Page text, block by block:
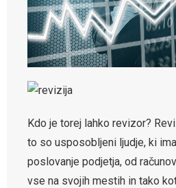
Kdo je torej lahko revizor?
to so usposobljeni ljudje, ki
poslovanje podjetja, od
vse na svojih mestih in tako